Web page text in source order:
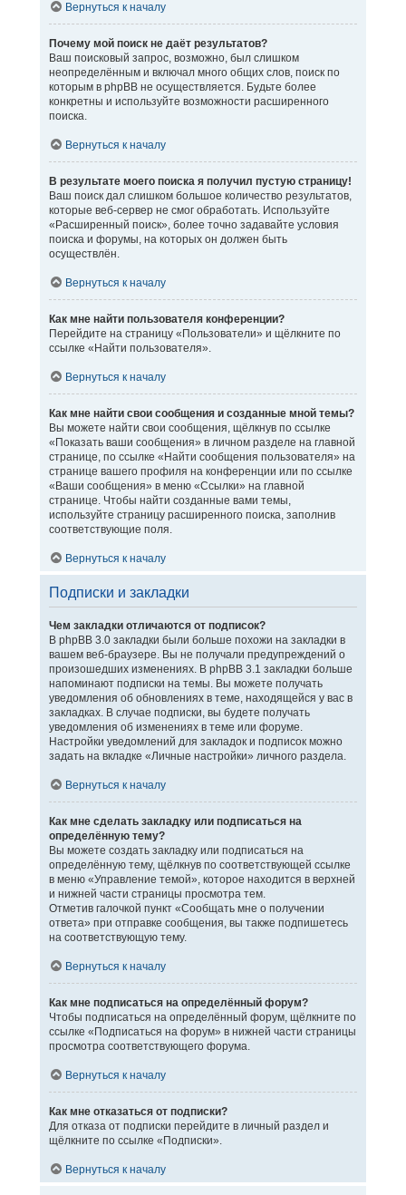
Вернуться к началу
Почему мой поиск не даёт результатов?
Ваш поисковый запрос, возможно, был слишком
неопределённым и включал много общих слов, поиск по
которым в phpBB не осуществляется. Будьте более
конкретны и используйте возможности расширенного
поиска.
Вернуться к началу
В результате моего поиска я получил пустую страницу!
Ваш поиск дал слишком большое количество результатов,
которые веб-сервер не смог обработать. Используйте
«Расширенный поиск», более точно задавайте условия
поиска и форумы, на которых он должен быть
осуществлён.
Вернуться к началу
Как мне найти пользователя конференции?
Перейдите на страницу «Пользователи» и щёлкните по
ссылке «Найти пользователя».
Вернуться к началу
Как мне найти свои сообщения и созданные мной темы?
Вы можете найти свои сообщения, щёлкнув по ссылке
«Показать ваши сообщения» в личном разделе на главной
странице, по ссылке «Найти сообщения пользователя» на
странице вашего профиля на конференции или по ссылке
«Ваши сообщения» в меню «Ссылки» на главной
странице. Чтобы найти созданные вами темы,
используйте страницу расширенного поиска, заполнив
соответствующие поля.
Вернуться к началу
Подписки и закладки
Чем закладки отличаются от подписок?
В phpBB 3.0 закладки были больше похожи на закладки в
вашем веб-браузере. Вы не получали предупреждений о
произошедших изменениях. В phpBB 3.1 закладки больше
напоминают подписки на темы. Вы можете получать
уведомления об обновлениях в теме, находящейся у вас в
закладках. В случае подписки, вы будете получать
уведомления об изменениях в теме или форуме.
Настройки уведомлений для закладок и подписок можно
задать на вкладке «Личные настройки» личного раздела.
Вернуться к началу
Как мне сделать закладку или подписаться на
определённую тему?
Вы можете создать закладку или подписаться на
определённую тему, щёлкнув по соответствующей ссылке
в меню «Управление темой», которое находится в верхней
и нижней части страницы просмотра тем.
Отметив галочкой пункт «Сообщать мне о получении
ответа» при отправке сообщения, вы также подпишетесь
на соответствующую тему.
Вернуться к началу
Как мне подписаться на определённый форум?
Чтобы подписаться на определённый форум, щёлкните по
ссылке «Подписаться на форум» в нижней части страницы
просмотра соответствующего форума.
Вернуться к началу
Как мне отказаться от подписки?
Для отказа от подписки перейдите в личный раздел и
щёлкните по ссылке «Подписки».
Вернуться к началу